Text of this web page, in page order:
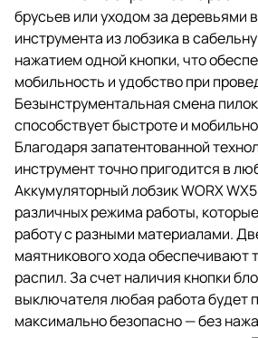
брусьев или уходом за деревьями
инструмента из лобзика в
нажатием одной кнопки, что
мобильность и удобство при
Безынструментальная смена
способствует быстроте и
Благодаря запатентованной
инструмент точно пригодится в
Аккумуляторный лобзик WORX
различных режима работы,
работу с разными материалами.
маятникового хода обеспечивают
распил. За счет наличия кнопки
выключателя любая работа будет
максимально безопасно — без